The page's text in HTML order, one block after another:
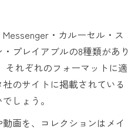
・カルーセル・ス
プレイアブルの8種類があり
それぞれのフォーマットに適
のサイトに掲載されている
しょう。
画を、コレクションはメイ